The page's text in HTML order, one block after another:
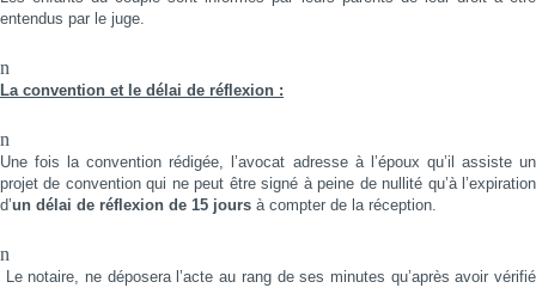
entendus par le juge.
n
La convention et le délai de réflexion :
n
Une fois la convention rédigée, l’avocat adresse à l’époux qu’il assiste un
projet de convention qui ne peut être signé à peine de nullité qu’à l’expiration
d’un délai de réflexion de 15 jours à compter de la réception.
n
Le notaire, ne déposera l’acte au rang de ses minutes qu’après avoir vérifié